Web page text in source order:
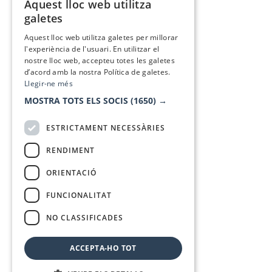
Aquest lloc web utilitza
galetes
Aquest lloc web utilitza galetes per millorar
l'experiència de l'usuari. En utilitzar el
nostre lloc web, accepteu totes les galetes
d’acord amb la nostra Política de galetes.
Llegir-ne més
MOSTRA TOTS ELS SOCIS (1650) →
ESTRICTAMENT NECESSÀRIES
RENDIMENT
ORIENTACIÓ
FUNCIONALITAT
NO CLASSIFICADES
ACCEPTA-HO TOT